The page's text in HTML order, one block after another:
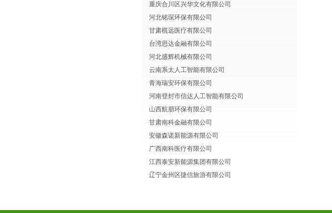
重庆合川区兴华文化有限公司
河北铭琛环保有限公司
甘肃棋远医疗有限公司
台湾思达金融有限公司
河北盛辉机械有限公司
云南系太人工智能有限公司
青海瑞安环保有限公司
河南登封市信达人工智能有限公司
山西航朋环保有限公司
甘肃南科金融有限公司
安徽森诺新能源有限公司
广西南科医疗有限公司
江西泰安新能源集团有限公司
辽宁金州区捷信旅游有限公司